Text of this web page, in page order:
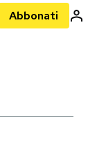
Abbonati